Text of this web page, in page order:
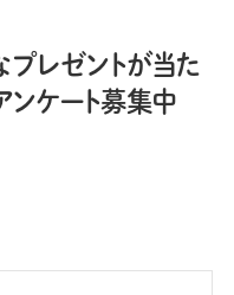
プレゼントが当た
ンケート募集中